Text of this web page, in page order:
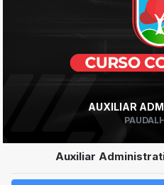
AUXILIAR
Auxiliar